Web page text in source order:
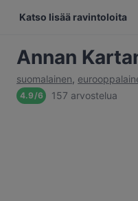
Katso lisää ravintoloita
Annan
suomalainen,
4.9/6 157 arvostelua